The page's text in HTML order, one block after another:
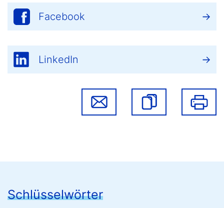
Facebook
LinkedIn
Schlüsselwörter